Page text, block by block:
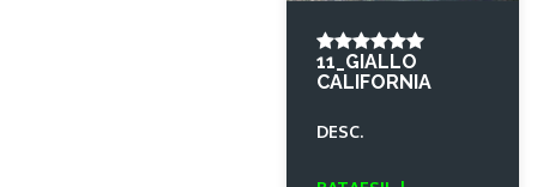
11_GIALLO
CALIFORNIA
DESC.